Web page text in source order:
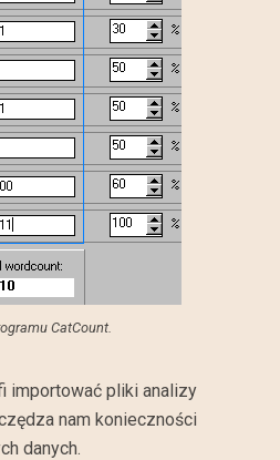
CatCount.
importować pliki analizy
nam konieczności
danych.